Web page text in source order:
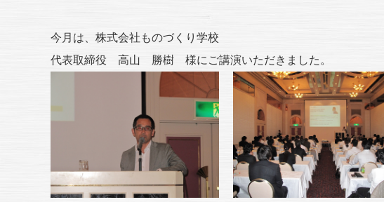
今月は、株式会社ものづくり学校
代表取締役 高山 勝樹 様にご講演いただきました。